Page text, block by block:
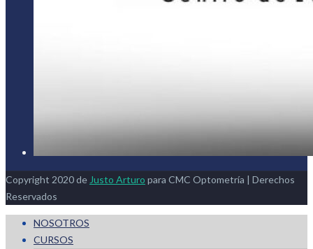
Copyright 2020 de Justo Arturo para CMC Optometría | Derechos
Reservados
NOSOTROS
CURSOS